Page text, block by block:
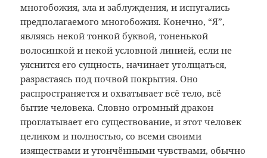
многобожия, зла и заблуждения, и испугались
предполагаемого многобожия. Конечно, “Я”,
являясь некой тонкой буквой, тоненькой
волосинкой и некой условной линией, если не
уяснится его сущность, начинает утолщаться,
разрастаясь под почвой покрытия. Оно
распространяется и охватывает всё тело, всё
бытие человека. Словно огромный дракон
проглатывает его существование, и этот человек
целиком и полностью, со всеми своими
изяществами и утончёнными чувствами, обычно